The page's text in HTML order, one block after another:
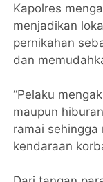
Kapolres
menjadikan
pernikahan
dan
“Pelaku
maupun
ramai
kendaraan